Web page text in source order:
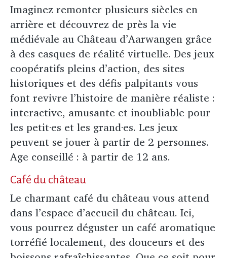
Imaginez remonter plusieurs siècles en
arrière et découvrez de près la vie
médiévale au Château d’Aarwangen grâce
à des casques de réalité virtuelle. Des jeux
coopératifs pleins d’action, des sites
historiques et des défis palpitants vous
font revivre l’histoire de manière réaliste :
interactive, amusante et inoubliable pour
les petit·es et les grand·es. Les jeux
peuvent se jouer à partir de 2 personnes.
Age conseillé : à partir de 12 ans.
Café du château
Le charmant café du château vous attend
dans l’espace d’accueil du château. Ici,
vous pourrez déguster un café aromatique
torréfié localement, des douceurs et des